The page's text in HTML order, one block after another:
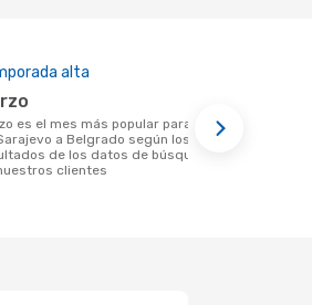
alta
a Belgrado según los
de los datos de búsqueda
clientes